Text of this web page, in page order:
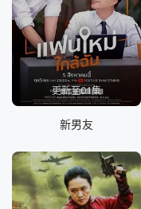
更新至01集
新男友